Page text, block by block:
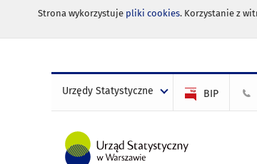
Strona wykorzystuje pliki cookies. Korzystanie z
Urzędy Statystyczne BIP